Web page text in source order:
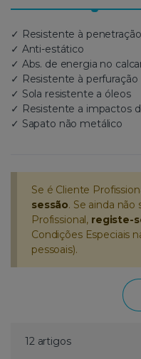
✓ Resistente à
✓ Anti-estático
✓ Abs. de energia no
✓ Resistente à perfuração
✓ Sola resistente a óleos
✓ Resistente a impactos
✓ Sapato não metálico
Se é Cliente
sessão. Se ainda
Profissional, registe-
Condições Especiais
pessoais).
12 artigos